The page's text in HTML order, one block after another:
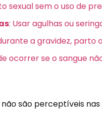
sexual sem o uso de
: Usar agulhas ou
a gravidez, parto
ocorrer se o sangue
são perceptíveis nas